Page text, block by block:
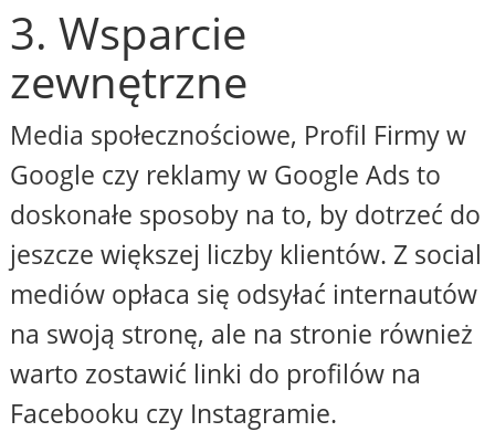
3. Wsparcie
zewnętrzne
Media społecznościowe, Profil Firmy w
Google czy reklamy w Google Ads to
doskonałe sposoby na to, by dotrzeć do
jeszcze większej liczby klientów. Z social
mediów opłaca się odsyłać internautów
na swoją stronę, ale na stronie również
warto zostawić linki do profilów na
Facebooku czy Instagramie.